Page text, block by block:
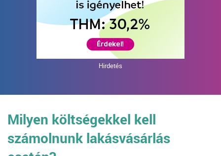
Hirdetés
Milyen költségekkel kell
számolnunk lakásvásárlás